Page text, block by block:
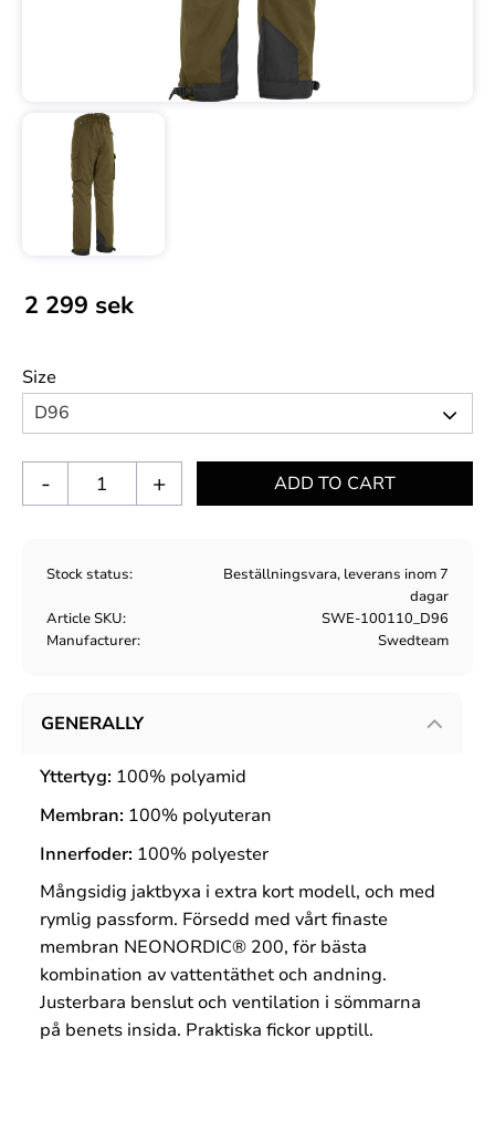
2 299 sek
Size
+
-
Stock status
Beställningsvara, leverans inom 7
dagar
Article SKU
SWE-100110_D96
Manufacturer
Swedteam
GENERALLY
Yttertyg: 100% polyamid
Membran: 100% polyuteran
Innerfoder: 100% polyester
Mångsidig jaktbyxa i extra kort modell, och med
rymlig passform. Försedd med vårt finaste
membran NEONORDIC® 200, för bästa
kombination av vattentäthet och andning.
Justerbara benslut och ventilation i sömmarna
på benets insida. Praktiska fickor upptill.